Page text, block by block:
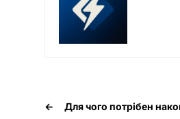
← Для чого потрібен